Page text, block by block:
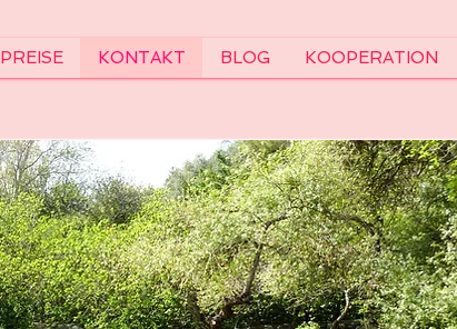
PREISE KONTAKT BLOG KOOPERATION